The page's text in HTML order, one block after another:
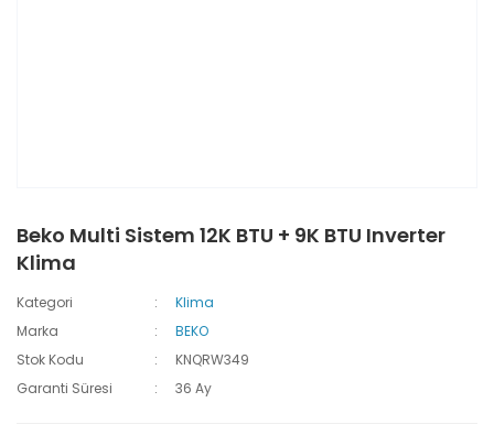
Beko Multi Sistem 12K BTU + 9K BTU Inverter
Klima
Kategori
Klima
Marka
BEKO
Stok Kodu
KNQRW349
Garanti Süresi
36 Ay